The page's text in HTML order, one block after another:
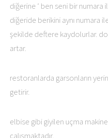
diğerine ‘ ben seni bir numara
diğeride berikini aynı numara
şekilde deftere kaydolurlar.
artar.
restoranlarda garsonların
getirir.
elbise gibi giyilen uçma
çalışmaktadır.